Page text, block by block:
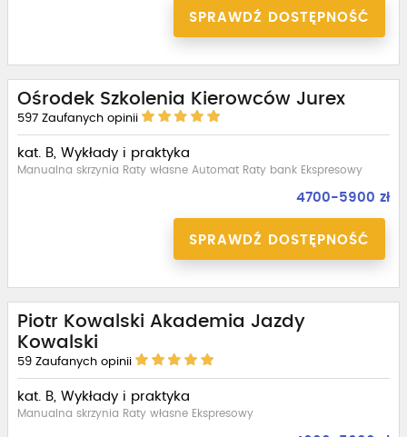
SPRAWDŹ DOSTĘPNOŚĆ
Ośrodek Szkolenia Kierowców Jurex
597 Zaufanych opinii
kat. B, Wykłady i praktyka
Manualna skrzynia Raty własne Automat Raty bank Ekspresowy
4700-5900 zł
SPRAWDŹ DOSTĘPNOŚĆ
Piotr Kowalski Akademia Jazdy
Kowalski
59 Zaufanych opinii
kat. B, Wykłady i praktyka
Manualna skrzynia Raty własne Ekspresowy